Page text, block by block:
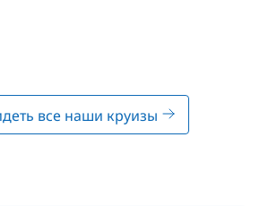
все наши круизы